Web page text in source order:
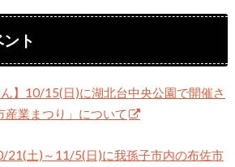
ト
ん】10/15(日)に湖北台中央公園で開催さ
産業まつり」について
21(土)～11/5(日)に我孫子市内の布佐市